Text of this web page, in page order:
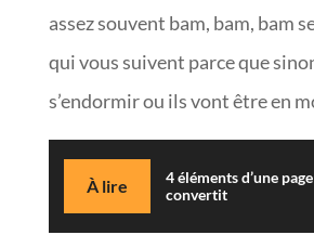
assez souvent bam, bam, bam
qui vous suivent parce que
s’endormir ou ils vont être en
À lire
4 éléments d’une
convertit